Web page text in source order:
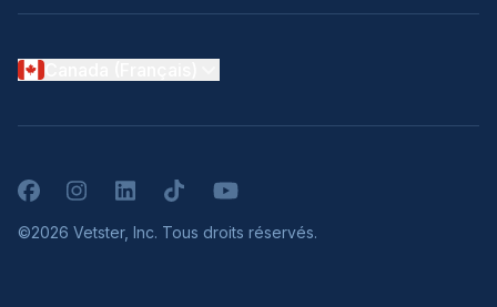
FacebookInstagramLinkedInTikTokYouTube
©2026 Vetster, Inc. Tous droits réservés.